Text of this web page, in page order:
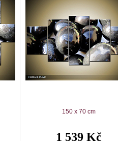
150 x 70 cm
1 539 Kč